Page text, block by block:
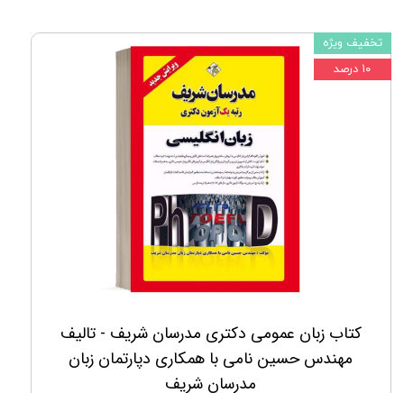
کتاب زبان عمومی دکتری مدرسان شریف - تالیف
مهندس حسین نامی با همکاری دپارتمان زبان
مدرسان شریف
تخفیف ویژه
۱۰ درصد